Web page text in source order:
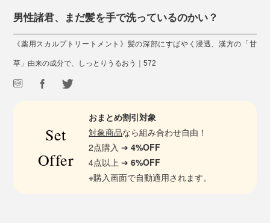
男性諸君、まだ髪を手で洗っているのかい？
《薬用スカルプトリートメント》髪の深部にすばやく浸透、漢方の「甘
草」由来の成分で、しっとりうるおう｜572
Set
Offer
おまとめ割引対象
対象商品なら組み合わせ自由！
2点購入 ➔4%OFF
4点以上 ➔6%OFF
※購入画面で自動適用されます。